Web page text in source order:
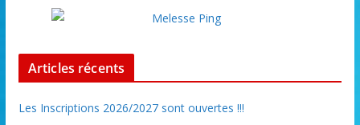
Articles récents
Les Inscriptions 2026/2027 sont ouvertes !!!